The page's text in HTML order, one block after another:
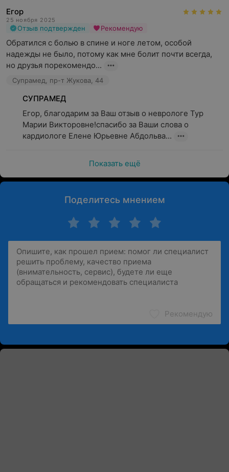
Егор
25 ноября 2025
Отзыв подтвержден Рекомендую
Обратился с болью в спине и ноге летом, особой
надежды не было, потому как мне болит почти всегда,
но друзья порекомендо...
Супрамед, пр-т Жукова, 44
СУПРАМЕД
Егор, благодарим за Ваш отзыв о неврологе Тур
Марии Викторовне!спасибо за Ваши слова о
кардиологе Елене Юрьевне Абдольва...
Показать ещё
Поделитесь мнением
Рекомендую